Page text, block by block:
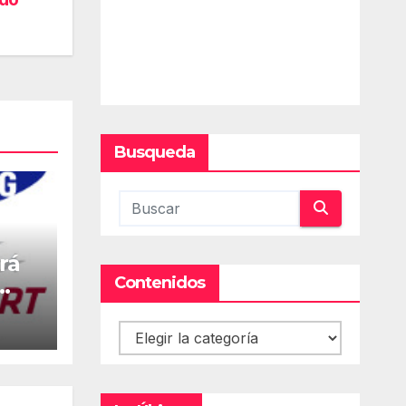
Busqueda
Contenidos
Contenidos